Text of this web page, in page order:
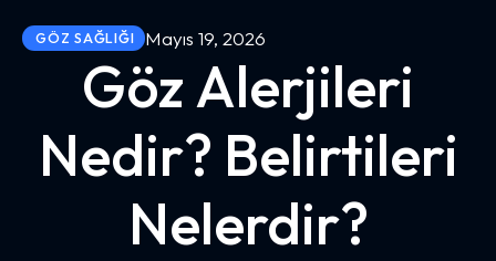
GÖZ SAĞLIĞI Mayıs 19, 2026
Göz Alerjileri
Nedir? Belirtileri
Nelerdir?